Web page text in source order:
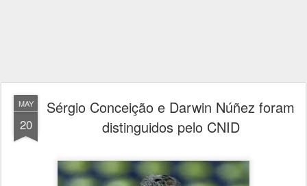
MAY
20
Sérgio Conceição e Darwin Núñez foram
distinguidos pelo CNID